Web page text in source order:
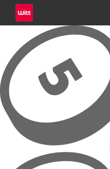
Přeskočit na hlavní obsah